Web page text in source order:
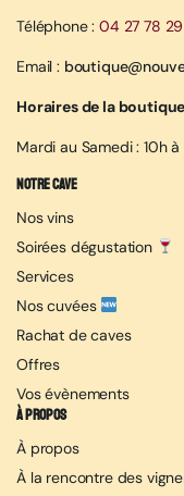
Téléphone :04 27 78
Email :
Horaires de la
Mardi au Samedi : 10h
Notre cave
Nos vins
Soirées dégustation
Services
Nos cuvées
Rachat de caves
Offres
Vos évènements
À propos
À propos
À la rencontre des